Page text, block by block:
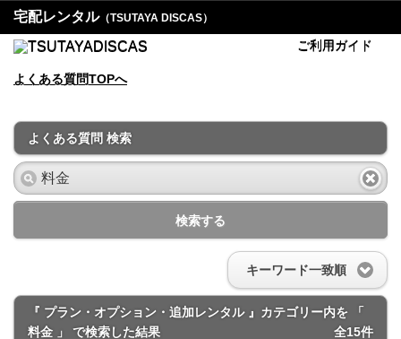
宅配レンタル（TSUTAYA DISCAS）
ご利用ガイド
よくある質問TOPへ
よくある質問 検索
検索する
キーワード一致順
『 プラン・オプション・追加レンタル 』カテゴリー内を 「
料金 」 で検索した結果
全15件